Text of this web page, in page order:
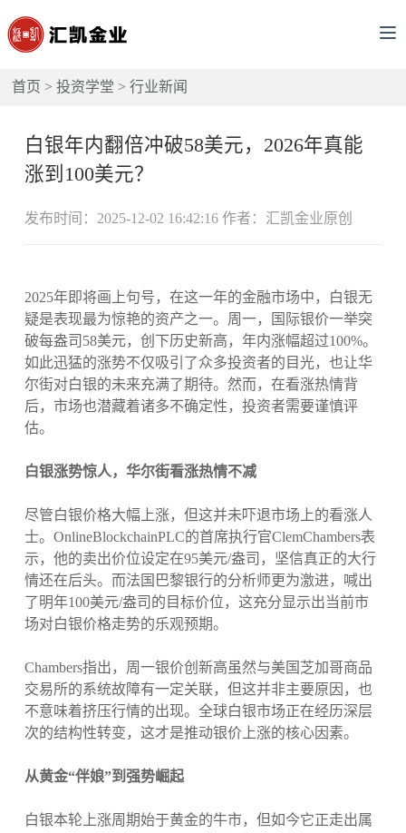
首页 >投资学堂 >行业新闻
白银年内翻倍冲破58美元，2026年真能
涨到100美元？
发布时间：2025-12-02 16:42:16 作者：汇凯金业原创
2025年即将画上句号，在这一年的金融市场中，白银无
疑是表现最为惊艳的资产之一。周一，国际银价一举突
破每盎司58美元，创下历史新高，年内涨幅超过100%。
如此迅猛的涨势不仅吸引了众多投资者的目光，也让华
尔街对白银的未来充满了期待。然而，在看涨热情背
后，市场也潜藏着诸多不确定性，投资者需要谨慎评
估。
白银涨势惊人，华尔街看涨热情不减
尽管白银价格大幅上涨，但这并未吓退市场上的看涨人
士。OnlineBlockchainPLC的首席执行官ClemChambers表
示，他的卖出价位设定在95美元/盎司，坚信真正的大行
情还在后头。而法国巴黎银行的分析师更为激进，喊出
了明年100美元/盎司的目标价位，这充分显示出当前市
场对白银价格走势的乐观预期。
Chambers指出，周一银价创新高虽然与美国芝加哥商品
交易所的系统故障有一定关联，但这并非主要原因，也
不意味着挤压行情的出现。全球白银市场正在经历深层
次的结构性转变，这才是推动银价上涨的核心因素。
从黄金“伴娘”到强势崛起
白银本轮上涨周期始于黄金的牛市，但如今它正走出属